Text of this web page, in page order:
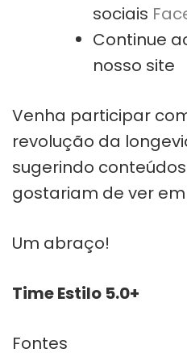
sociais
Continue
nosso site
Venha participar
revolução da
sugerindo
gostariam de ver
Um abraço!
Time Estilo 5.0+
Fontes